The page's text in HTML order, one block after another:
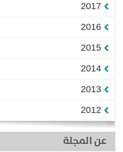
2017
2016
2015
2014
2013
2012
عن المجلة